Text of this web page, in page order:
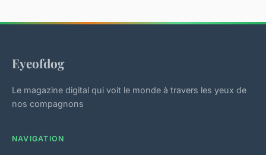
Eyeofdog
Le magazine digital qui voit le monde à travers les yeux de
nos compagnons
NAVIGATION